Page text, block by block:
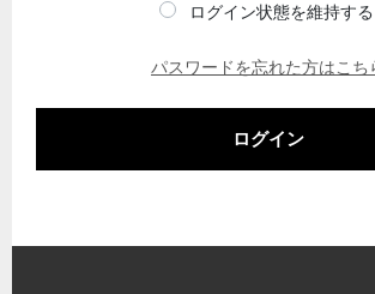
ログイン状態を維持する
パスワードを忘れた方はこち
ログイン